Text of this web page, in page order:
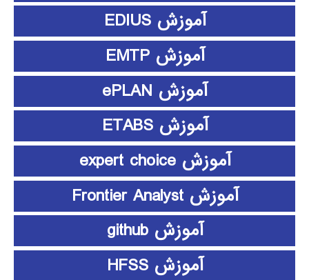
آموزش EDIUS
آموزش EMTP
آموزش ePLAN
آموزش ETABS
آموزش expert choice
آموزش Frontier Analyst
آموزش github
آموزش HFSS